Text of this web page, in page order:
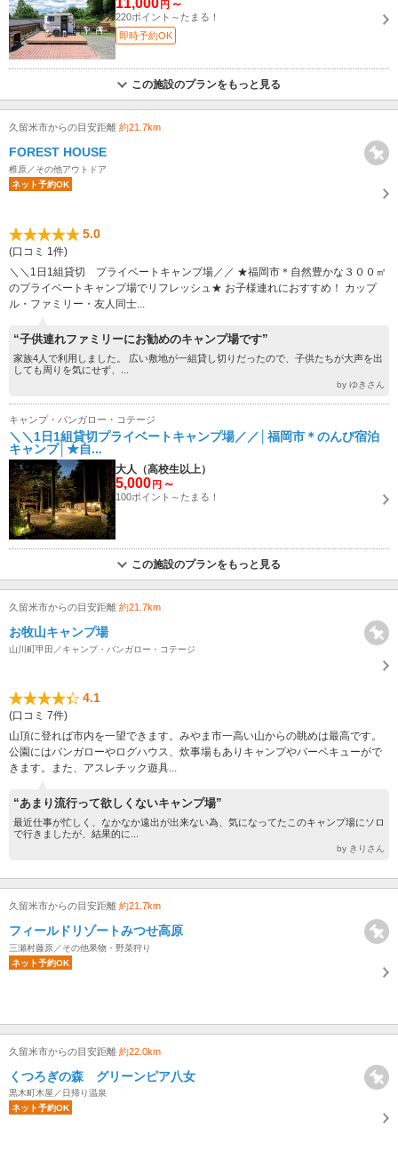
11,000 円 ～
220ポイント～たまる！
即時予約OK
この施設のプランをもっと見る
久留米市からの目安距離 約21.7km
FOREST HOUSE
椎原／その他アウトドア
ネット予約OK
5.0
(口コミ 1件)
＼＼1日1組貸切 プライベートキャンプ場／／ ★福岡市＊自然豊かな３００㎡
のプライベートキャンプ場でリフレッシュ★ お子様連れにおすすめ！ カップ
ル・ファミリー・友人同士...
“子供連れファミリーにお勧めのキャンプ場です”
家族4人で利用しました。 広い敷地が一組貸し切りだったので、子供たちが大声を出
しても周りを気にせず、...
by ゆきさん
キャンプ・バンガロー・コテージ
＼＼1日1組貸切プライベートキャンプ場／／│福岡市＊のんび宿泊
キャンプ│★自...
大人（高校生以上）
5,000 円 ～
100ポイント～たまる！
この施設のプランをもっと見る
久留米市からの目安距離 約21.7km
お牧山キャンプ場
山川町甲田／キャンプ・バンガロー・コテージ
4.1
(口コミ 7件)
山頂に登れば市内を一望できます。みやま市一高い山からの眺めは最高です。
公園にはバンガローやログハウス、炊事場もありキャンプやバーベキューがで
きます。また、アスレチック遊具...
“あまり流行って欲しくないキャンプ場”
最近仕事が忙しく、なかなか遠出が出来ない為、気になってたこのキャンプ場にソロ
で行きましたが、結果的に...
by きりさん
久留米市からの目安距離 約21.7km
フィールドリゾートみつせ高原
三瀬村藤原／その他果物・野菜狩り
ネット予約OK
久留米市からの目安距離 約22.0km
くつろぎの森 グリーンピア八女
黒木町木屋／日帰り温泉
ネット予約OK